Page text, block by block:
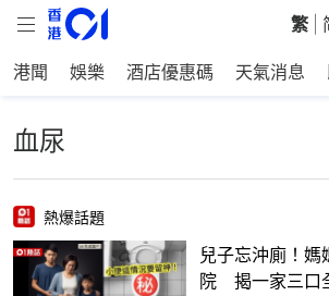
繁
港聞 娛樂 酒店優惠碼 天氣消息
血尿
熱爆話題
兒子忘沖廁！媽
院 揭一家三口